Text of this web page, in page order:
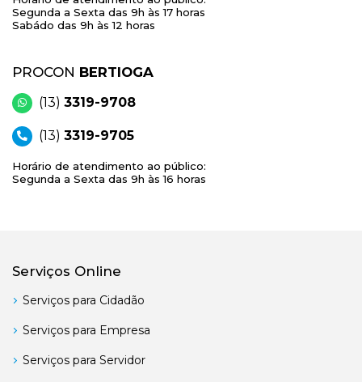
Segunda a Sexta das 9h às 17 horas
Sabádo das 9h às 12 horas
PROCON BERTIOGA
(13) 3319-9708
(13) 3319-9705
Horário de atendimento ao público:
Segunda a Sexta das 9h às 16 horas
Serviços Online
Serviços para Cidadão
Serviços para Empresa
Serviços para Servidor